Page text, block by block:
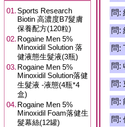
01. Sports Research
Biotin 高濃度B7髮膚
保養配方(120粒)
02. Rogaine Men 5%
Minoxidil Solution 落
健液態生髮液(3瓶)
03. Rogaine Men 5%
Minoxidil Solution落健
生髮液 -液態(4瓶*4
盒)
04. Rogaine Men 5%
Minoxidil Foam落健生
髮幕絲(12罐)
問:
問:
問:
問:
問:
問:
問: